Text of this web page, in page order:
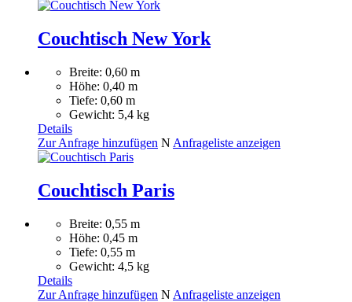
Couchtisch New York
Breite: 0,60 m
Höhe: 0,40 m
Tiefe: 0,60 m
Gewicht: 5,4 kg
Details
Zur Anfrage hinzufügen N Anfrageliste anzeigen
Couchtisch Paris
Breite: 0,55 m
Höhe: 0,45 m
Tiefe: 0,55 m
Gewicht: 4,5 kg
Details
Zur Anfrage hinzufügen N Anfrageliste anzeigen